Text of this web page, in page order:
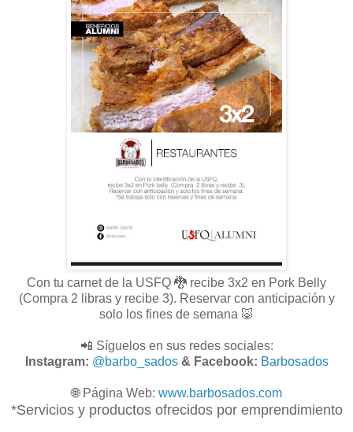
Con tu carnet de la USFQ 🐉 recibe 3x2 en Pork Belly
(Compra 2 libras y recibe 3). Reservar con anticipación y
solo los fines de semana 🐷
📲 Síguelos en sus redes sociales:
Instagram: @barbo_sados& Facebook: Barbosados
🌐 Página Web: www.barbosados.com
*Servicios y productos ofrecidos por emprendimiento